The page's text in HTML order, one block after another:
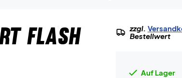
Flash
zzgl.
Bestellwert
Auf Lager